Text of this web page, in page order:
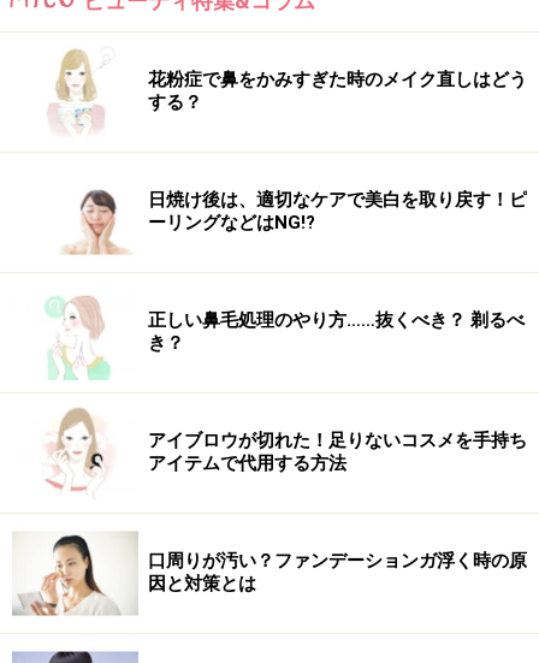
心がけましょう。特にアルコールによって不足しやすい
ビタミンB1は、牛肉や豆類、米ぬか、ハム、オレンジな
どに含まれます。比較的外食などでも摂りやすいビタミ
ンなので、メニューを選ぶときの参考にしてみてくださ
ビタミンB1について少し触れておくと、このビタミン
は、主に糖類の分解にかかわっています。疲労物質であ
る乳酸を分解してくれるので、不足すると筋肉痛やから
だのだるさにつながります。また、神経にもかかわって
いるビタミンB1は、脳の働きを活発化して、精神を安定
させる働きを持っています。不足するとイライラするの
は、ビタミンB1不足によっても起こるし、「なんだか頭
がまわらないな」という状態になりやすくなってしまい
ます。
また、アルコールを飲むことで、アセトアルデヒドとい
う有害物質が体内で発生しますが、ビタミンB１は、こ
のアセトアルデヒドを体の外に排出してくれる働きがあ
ります。1日のビタミンB１所要量は、成人男性ならば
花粉症で鼻をかみすぎた時のメイク直しはどう
する？
日焼け後は、適切なケアで美白を取り戻す！ピ
ーリングなどはNG!?
正しい鼻毛処理のやり方……抜くべき？ 剃るべ
き？
アイブロウが切れた！足りないコスメを手持ち
アイテムで代用する方法
口周りが汚い？ファンデーションガ浮く時の原
因と対策とは